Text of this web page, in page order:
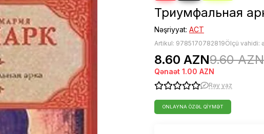
Триумфальная
Nəşriyyat: АСТ
Artikul: 9785170782819Ölçü vahidi:
8.60 AZN9.60 AZN
Qənaət 1.00 AZN
Rəy yaz
ONLAYNA ÖZƏL QIYMƏT